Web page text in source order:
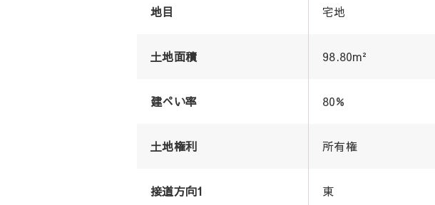
地目 宅地
土地面積 98.80m²
建ぺい率 80%
土地権利 所有権
接道方向1 東